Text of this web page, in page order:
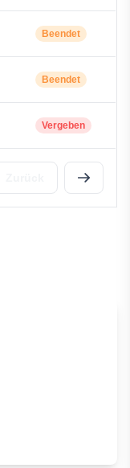
Beendet
Beendet
Vergeben